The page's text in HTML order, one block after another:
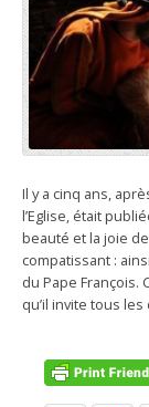
Il y a cinq ans,
l’Eglise, était
beauté et la joie
compatissant :
du Pape François.
qu’il invite tous